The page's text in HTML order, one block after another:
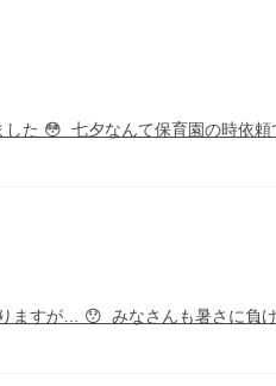
た 😳 七夕なんて保育園の時依頼
ますが… 😯 みなさんも暑さに負